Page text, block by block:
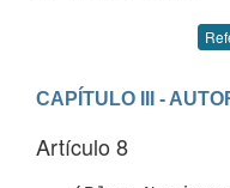
CAPÍTULO III -
Artículo 8